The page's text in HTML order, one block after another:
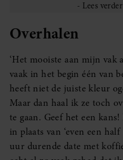
Overhalen
‘Het mooiste aan mijn vak
vaak in het begin één van
heeft niet de juiste kleur
Maar dan haal ik ze toch
te gaan. Geef het een
in plaats van ‘even een
uur durende date met